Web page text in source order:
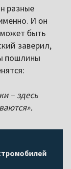
разные
И он
может быть
заверил,
пошлины
– здесь